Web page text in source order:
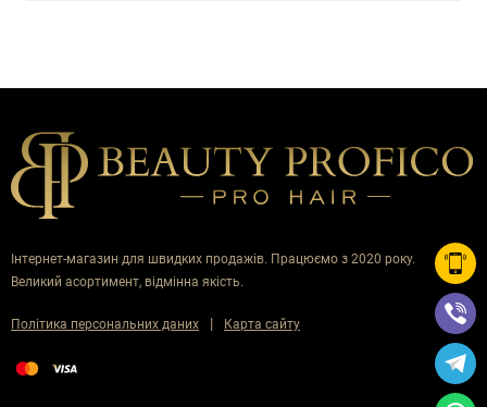
Інтернет-магазин для швидких продажів. Працюємо з 2020 року.
Великий асортимент, відмінна якість.
Політика персональних даних | Карта сайту